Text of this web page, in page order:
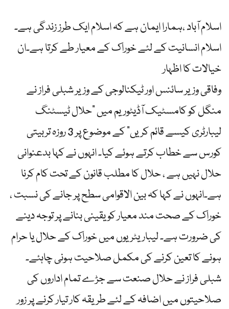
اسلام آباد ،ہمارا ایمان ہے کہ اسلام ایک طرز زندگی ہے۔
اسلام انسانیت کے لئے خوراک کے معیار طے کرتا ہے۔ان
خیالات کا اظہار
وفاقی وزیر سائنس اور ٹیکنالوجی کے وزیر شبلی فراز نے
منگل کو کامسٹیک آڈیٹوریم میں “حلال ٹیسٹنگ
لیبارٹری کیسے قائم کریں” کے موضوع پر 3 روزہ تربیتی
کورس سے خطاب کرتے ہوئے کیا۔ انہوں نے کہا بدعنوانی
حلال نہیں ہے ، حلال کا مطلب قانون کے تحت کام کرنا
ہے۔انہوں نے کہا کہ بین الاقوامی سطح پر جانے کی نسبت ،
خوراک کے صحت مند معیار کو یقینی بنانے پر توجہ دینے
کی ضرورت ہے۔ لیباریٹریوں میں خوراک کے حلال یا حرام
ہونے کا تعین کرنے کی مکمل صلاحیت ہونی چاہئے۔
شبلی فراز نے حلال صنعت سے جڑے تمام اداروں کی
صلاحیتوں میں اضافہ کے لئے طریقہ کار تیار کرنے پر زور